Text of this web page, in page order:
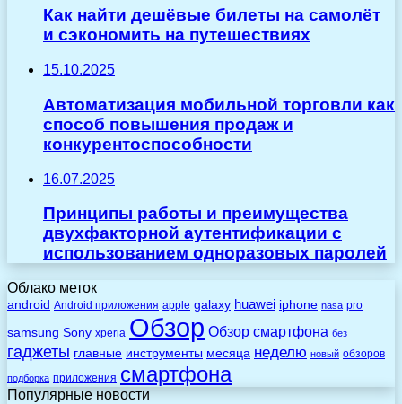
Как найти дешёвые билеты на самолёт
и сэкономить на путешествиях
15.10.2025
Автоматизация мобильной торговли как
способ повышения продаж и
конкурентоспособности
16.07.2025
Принципы работы и преимущества
двухфакторной аутентификации с
использованием одноразовых паролей
Облако меток
android Android приложения apple galaxy huawei iphone nasa pro
samsung Sony xperia Обзор Обзор смартфона без
гаджеты главные инструменты месяца неделю новый обзоров
подборка приложения смартфона
Популярные новости